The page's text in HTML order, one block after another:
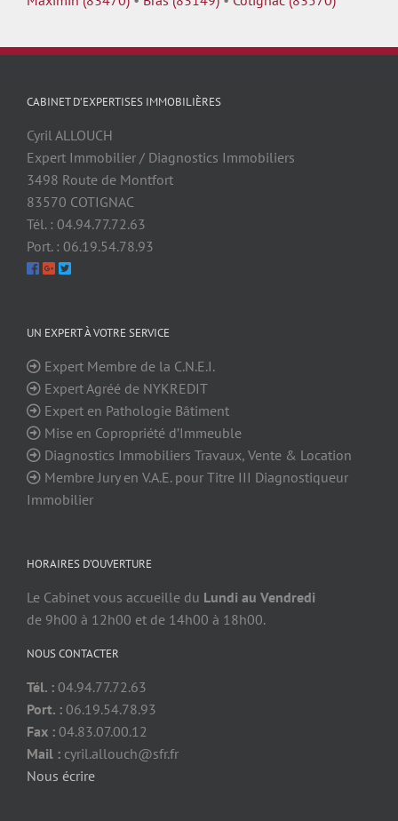
CABINET D’EXPERTISES IMMOBILIÈRES
Cyril ALLOUCH
Expert Immobilier / Diagnostics Immobiliers
3498 Route de Montfort
83570 COTIGNAC
Tél. : 04.94.77.72.63
Port. : 06.19.54.78.93
UN EXPERT À VOTRE SERVICE
Expert Membre de la C.N.E.I.
Expert Agréé de NYKREDIT
Expert en Pathologie Bâtiment
Mise en Copropriété d’Immeuble
Diagnostics Immobiliers Travaux, Vente & Location
Membre Jury en V.A.E. pour Titre III Diagnostiqueur
Immobilier
HORAIRES D’OUVERTURE
Le Cabinet vous accueille du Lundi au Vendredi
de 9h00 à 12h00 et de 14h00 à 18h00.
NOUS CONTACTER
Tél. : 04.94.77.72.63
Port. : 06.19.54.78.93
Fax : 04.83.07.00.12
Mail : cyril.allouch@sfr.fr
Nous écrire